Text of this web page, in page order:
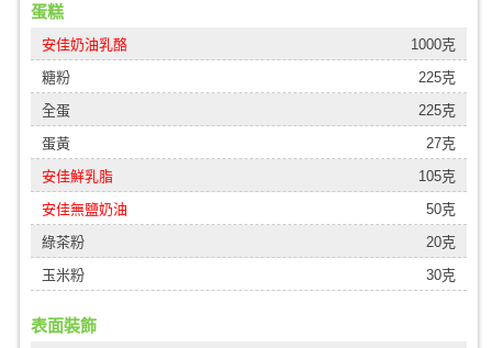
蛋糕
安佳奶油乳酪
1000克
糖粉
225克
全蛋
225克
蛋黃
27克
安佳鮮乳脂
105克
安佳無鹽奶油
50克
綠茶粉
20克
玉米粉
30克
表面裝飾